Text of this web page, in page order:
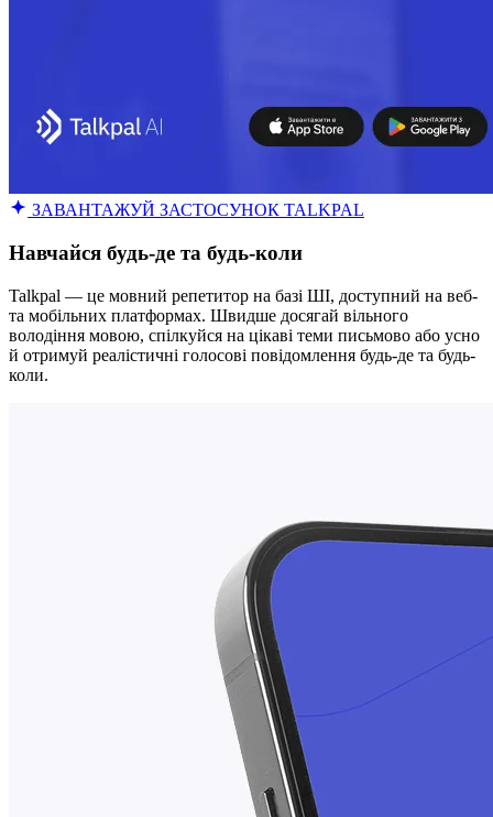
ЗАВАНТАЖУЙ ЗАСТОСУНОК TALKPAL
Навчайся будь-де та будь-коли
Talkpal — це мовний репетитор на базі ШІ, доступний на веб-
та мобільних платформах. Швидше досягай вільного
володіння мовою, спілкуйся на цікаві теми письмово або усно
й отримуй реалістичні голосові повідомлення будь-де та будь-
коли.